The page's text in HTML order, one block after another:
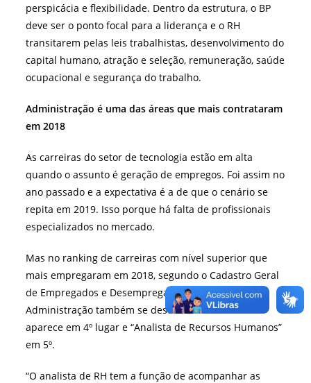
perspicácia e flexibilidade. Dentro da estrutura, o BP
deve ser o ponto focal para a liderança e o RH
transitarem pelas leis trabalhistas, desenvolvimento do
capital humano, atração e seleção, remuneração, saúde
ocupacional e segurança do trabalho.
Administração é uma das áreas que mais contrataram
em 2018
As carreiras do setor de tecnologia estão em alta
quando o assunto é geração de empregos. Foi assim no
ano passado e a expectativa é a de que o cenário se
repita em 2019. Isso porque há falta de profissionais
especializados no mercado.
Mas no ranking de carreiras com nível superior que
mais empregaram em 2018, segundo o Cadastro Geral
de Empregados e Desempregados (Caged), a
Administração também se destaca. “Administrador”
aparece em 4º lugar e “Analista de Recursos Humanos”
em 5º.
“O analista de RH tem a função de acompanhar as